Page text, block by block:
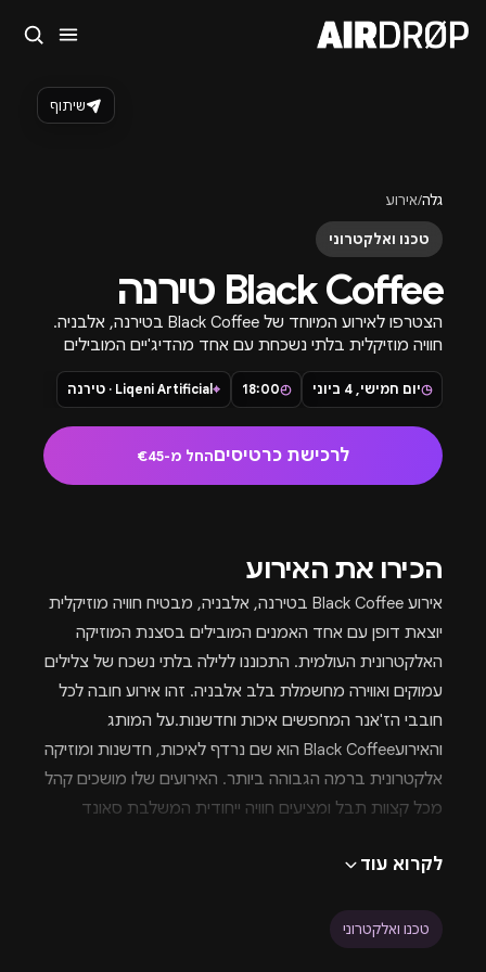
גלה/אירוע
טכנו ואלקטרוני
Black Coffee טירנה
הצטרפו לאירוע המיוחד של Black Coffee בטירנה, אלבניה.
חוויה מוזיקלית בלתי נשכחת עם אחד מהדיג'יים המובילים
בעולם בסצנת האלקטרוניקה.
◷יום חמישי, 4 ביוני ◴
18:00
⌖ Liqeni Artificial · טירנה
לרכישת כרטיסיםהחל מ-€45
שיתוף
הכירו את האירוע
אירוע Black Coffee בטירנה, אלבניה, מבטיח חוויה מוזיקלית
יוצאת דופן עם אחד האמנים המובילים בסצנת המוזיקה
האלקטרונית העולמית. התכוננו ללילה בלתי נשכח של צלילים
עמוקים ואווירה מחשמלת בלב אלבניה. זהו אירוע חובה לכל
חובבי הז'אנר המחפשים איכות וחדשנות.על המותג
והאירועBlack Coffee הוא שם נרדף לאיכות, חדשנות ומוזיקה
אלקטרונית ברמה הגבוהה ביותר. האירועים שלו מושכים קהל
מכל קצוות תבל ומציעים חוויה ייחודית המשלבת סאונד
ממשיך את המסורת ומבטיח ערב בלתי נשכח לחובבי מוזיקה
לקרוא עוד
טכנו ואלקטרוני
סגור